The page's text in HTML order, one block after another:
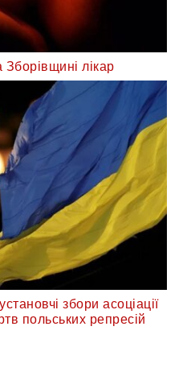
лікар
збори асоціації
польських репресій